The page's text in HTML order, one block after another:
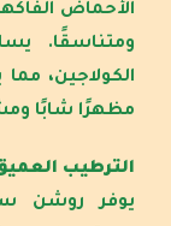
الأحماض
ومتناسقًا.
الكولاجين،
مظهرًا شابًا
الترطيب
يوفر روشن